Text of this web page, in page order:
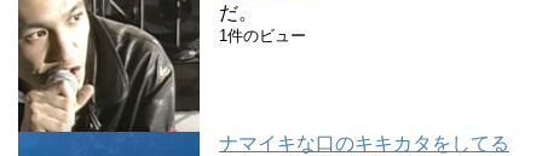
だ。
1件のビュー
ナマイキな口のキキカタをしてる